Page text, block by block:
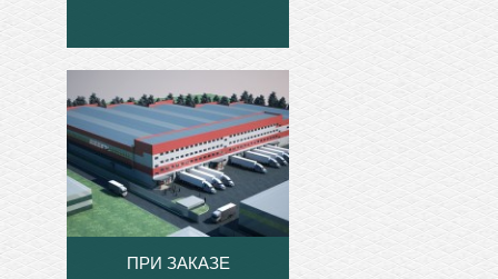
ПРИ ЗАКАЗЕ